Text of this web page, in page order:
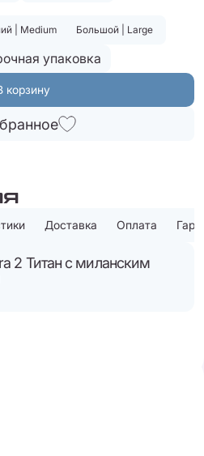
| Medium Большой | Large
упаковка
корзину
Доставка Оплата
2 Титан c миланским